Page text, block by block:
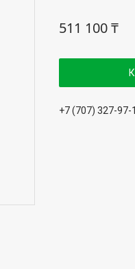
511 100 ₸
+7 (707) 327-97-